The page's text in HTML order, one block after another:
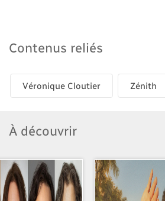
Contenus reliés
Véronique Cloutier Zénith
À découvrir